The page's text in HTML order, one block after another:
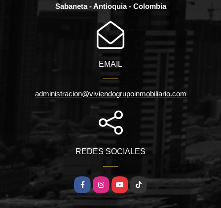
Sabaneta - Antioquia - Colombia
EMAIL
administracion@viviendogrupoinmobiliario.com
REDES SOCIALES
FacebookInstagramYouTubeTikTok